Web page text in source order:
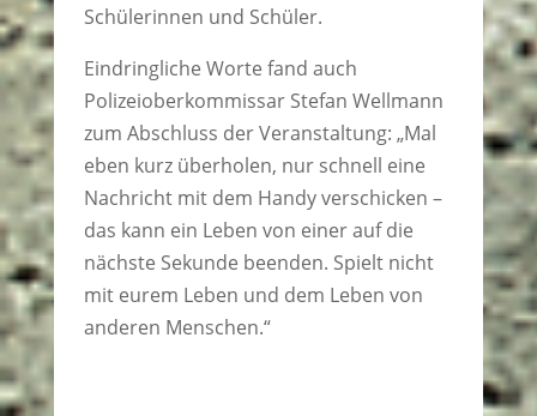
Schülerinnen und Schüler.
Eindringliche Worte fand auch
Polizeioberkommissar Stefan Wellmann
zum Abschluss der Veranstaltung: „Mal
eben kurz überholen, nur schnell eine
Nachricht mit dem Handy verschicken –
das kann ein Leben von einer auf die
nächste Sekunde beenden. Spielt nicht
mit eurem Leben und dem Leben von
anderen Menschen.“